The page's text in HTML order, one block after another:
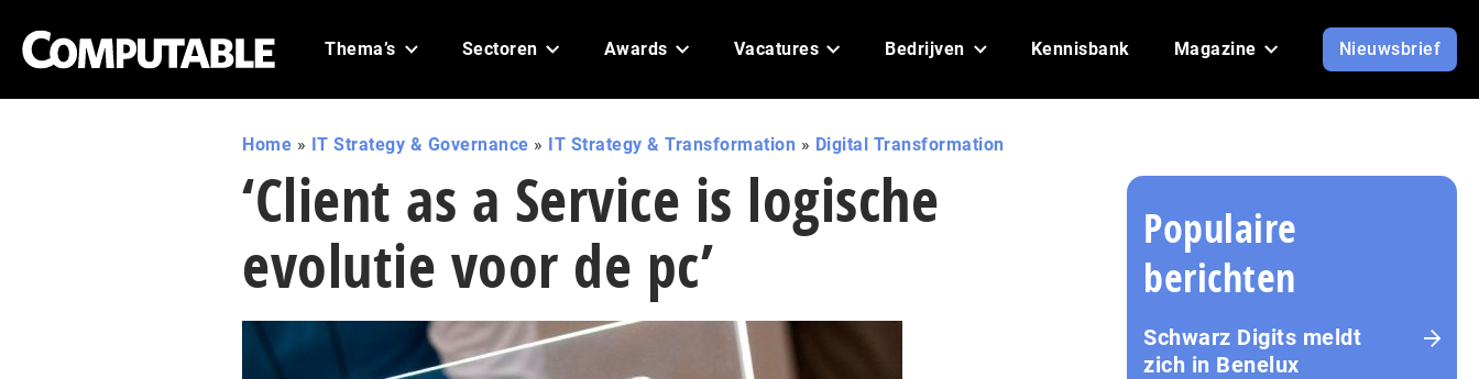
Thema’s Sectoren Awards Vacatures Bedrijven Kennisbank Magazine Nieuwsbrief
Home » IT Strategy & Governance » IT Strategy & Transformation » Digital Transformation
‘Client as a Service is logische
evolutie voor de pc’
Populaire
berichten
Schwarz Digits meldt
zich in Benelux